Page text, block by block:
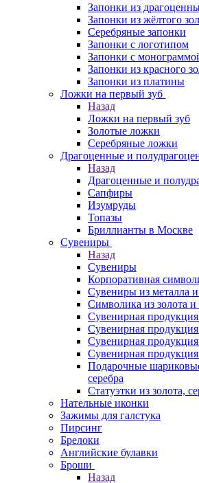
Запонки из
Запонки из жёлтого
Серебряные запонки
Запонки с логотипом
Запонки с
Запонки из красного
Запонки из платины
Ложки на первый зуб
Назад
Ложки на первый зуб
Золотые ложки
Серебряные ложки
Драгоценные и
Назад
Драгоценные и
Сапфиры
Изумруды
Топазы
Бриллианты в Москве
Сувениры
Назад
Сувениры
Корпоративная
Сувениры из металла
Символика из золота и
Сувенирная
Сувенирная продукция
Сувенирная
Сувенирная
Подарочные
серебра
Статуэтки из золота,
Нательные иконки
Зажимы для галстука
Пирсинг
Брелоки
Английские булавки
Броши
Назад